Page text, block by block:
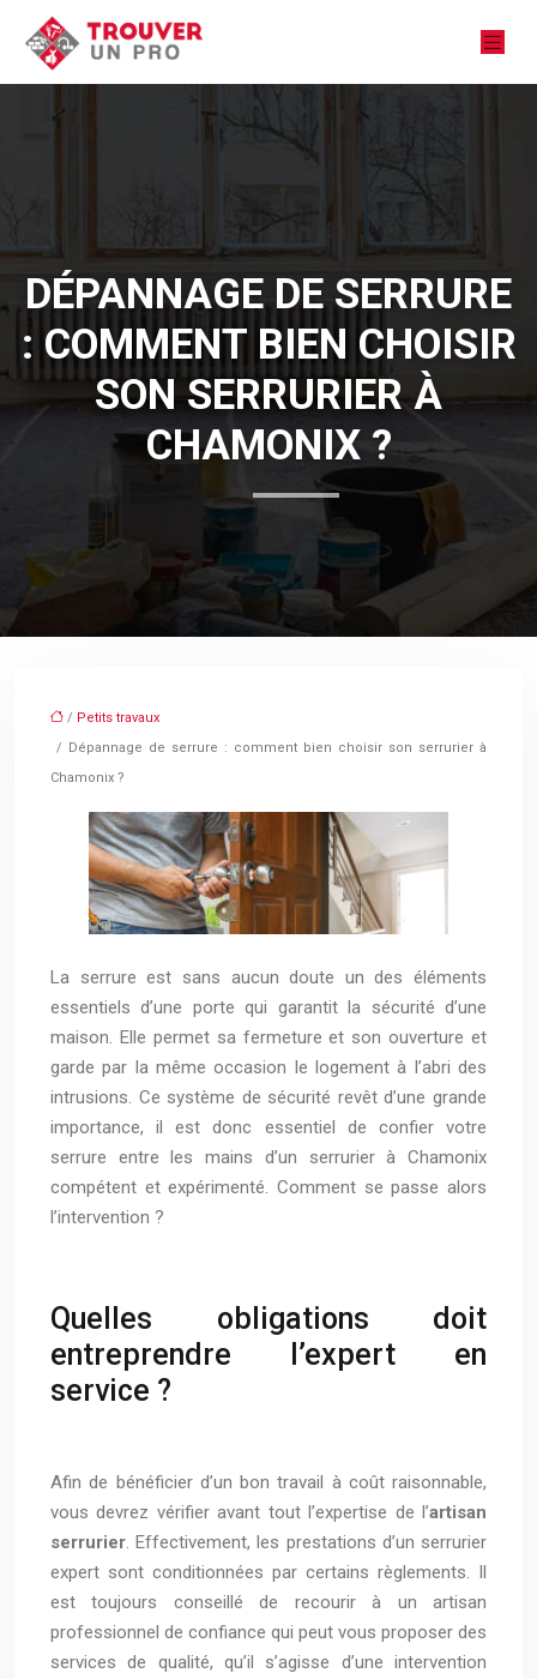
DÉPANNAGE DE SERRURE
: COMMENT BIEN CHOISIR
SON SERRURIER À
CHAMONIX ?
/ Petits travaux
/ Dépannage de serrure : comment bien choisir son serrurier à
Chamonix ?
La serrure est sans aucun doute un des éléments
essentiels d’une porte qui garantit la sécurité d’une
maison. Elle permet sa fermeture et son ouverture et
garde par la même occasion le logement à l’abri des
intrusions. Ce système de sécurité revêt d’une grande
importance, il est donc essentiel de confier votre
serrure entre les mains d’un serrurier à Chamonix
compétent et expérimenté. Comment se passe alors
l’intervention ?
Quelles obligations doit
entreprendre l’expert en
service ?
Afin de bénéficier d’un bon travail à coût raisonnable,
vous devrez vérifier avant tout l’expertise de l’artisan
serrurier . Effectivement, les prestations d’un serrurier
expert sont conditionnées par certains règlements. Il
est toujours conseillé de recourir à un artisan
professionnel de confiance qui peut vous proposer des
services de qualité, qu’il s’agisse d’une intervention